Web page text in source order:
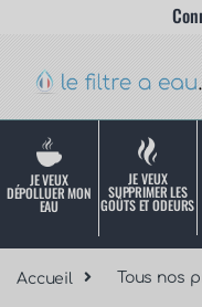
JE VEUX
DÉPOLLUER MON
EAU
JE VEUX
SUPPRIMER LES
GOÛTS ET ODEURS
Accueil Tous nos